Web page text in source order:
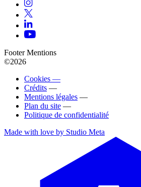
Footer Mentions
©2026
Cookies —
Crédits —
Mentions légales —
Plan du site —
Politique de confidentialité
Made with love by Studio Meta